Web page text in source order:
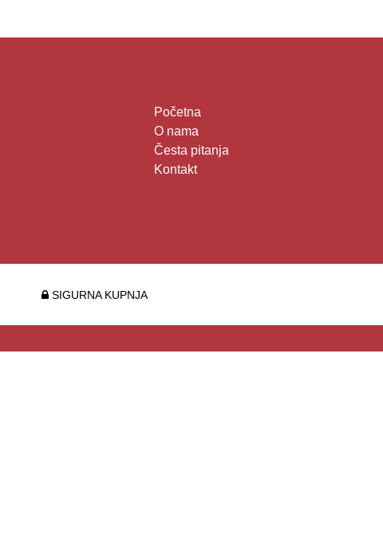
Početna
O nama
Česta pitanja
Kontakt
SIGURNA KUPNJA